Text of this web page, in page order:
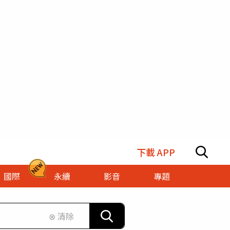
下載 APP
國際 永續 影音
專題
⊗ 清除